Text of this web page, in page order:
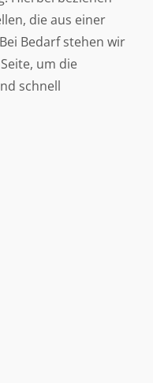
die aus einer
Bedarf stehen wir
um die
schnell